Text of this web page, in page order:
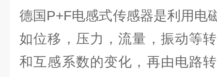
德国P+F电感式传感器是利用电
如位移，压力，流量，振动等
和互感系数的变化，再由电路